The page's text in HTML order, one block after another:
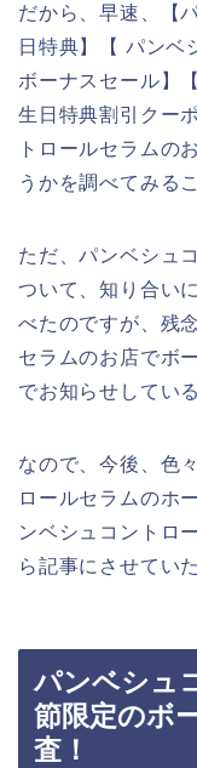
だから、早速、【
日特典】【 パンベ
ボーナスセール】
生日特典割引クー
トロールセラムの
うかを調べてみる
ただ、パンベシュ
ついて、知り合い
べたのですが、残
セラムのお店でボ
でお知らせしてい
なので、今後、色
ロールセラムのホ
ンベシュコントロ
ら記事にさせてい
パンベシュ
節限定のボ
査！